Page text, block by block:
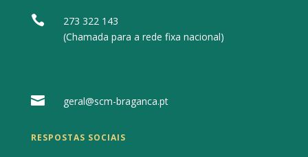

273 322 143
(Chamada para a rede fixa nacional)
 geral@scm-braganca.pt
RESPOSTAS SOCIAIS